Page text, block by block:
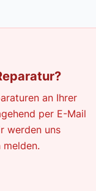
an Ihrer
per E-Mail
werden uns